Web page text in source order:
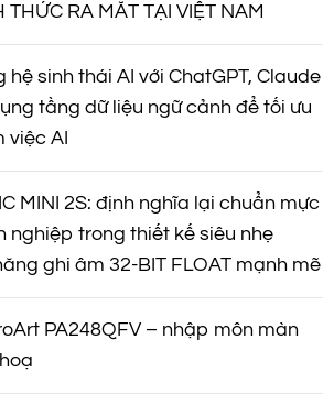
RA MẮT TẠI VIỆT NAM
hệ sinh thái AI với ChatGPT, Claude
tầng dữ liệu ngữ cảnh để tối ưu
việc AI
MINI 2S: định nghĩa lại chuẩn mực
nghiệp trong thiết kế siêu nhẹ
ghi âm 32-BIT FLOAT mạnh mẽ
PA248QFV – nhập môn màn